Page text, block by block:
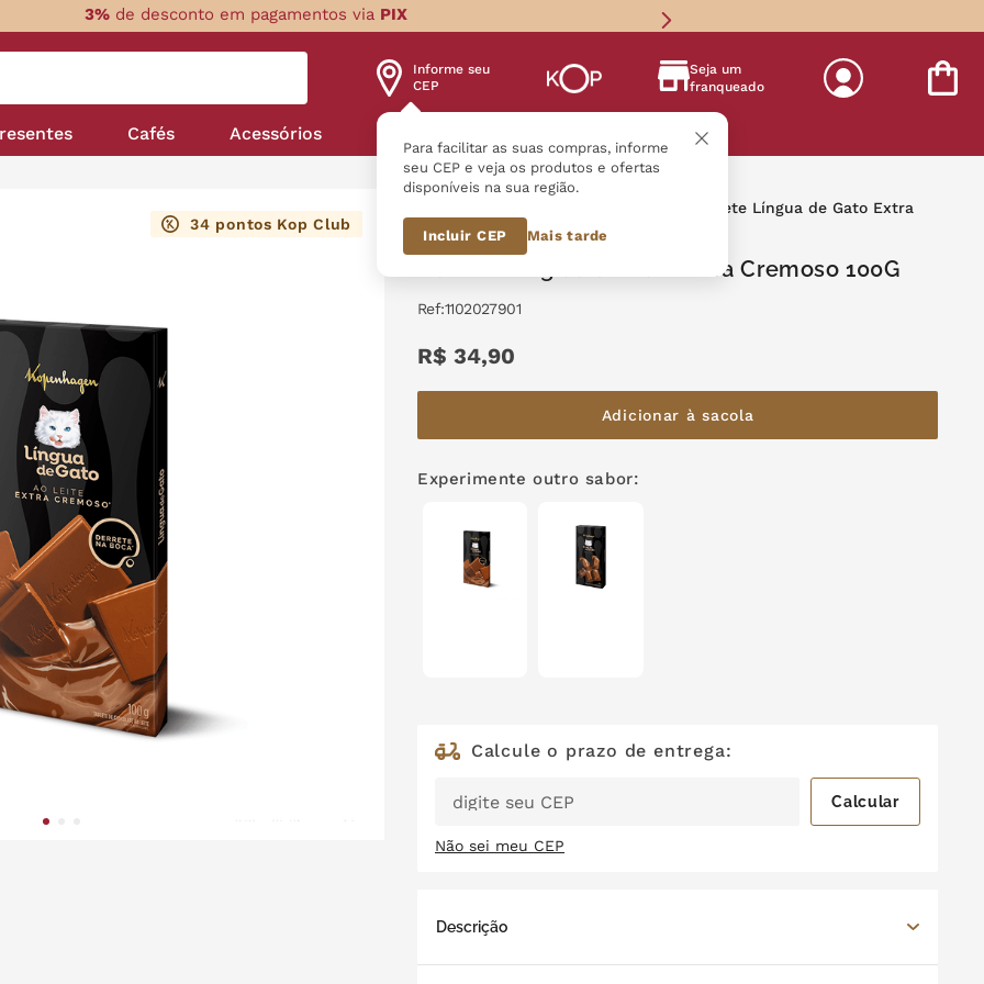
3% de desconto em pagamentos via PIX
Informe seu
CEP
Para facilitar as suas compras, informe
seu CEP e veja os produtos e ofertas
disponíveis na sua região.
Incluir CEP Mais tarde
Seja um
franqueado
Cafés Acessórios
34 pontos Kop Club
Tablete Língua de Gato Extra
Cremoso 100G
Tablete Língua de Gato Extra Cremoso 100G
:1102027901
R$ 34,90
Adicionar à sacola
Experimente outro sabor:
Não sei meu CEP
Descrição